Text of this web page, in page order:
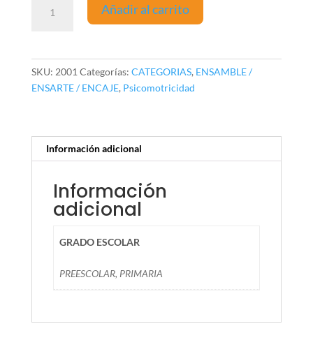
Añadir al carrito
SKU: 2001 Categorías: CATEGORIAS, ENSAMBLE /
ENSARTE / ENCAJE, Psicomotricidad
Información adicional
Información
adicional
GRADO ESCOLAR
PREESCOLAR, PRIMARIA